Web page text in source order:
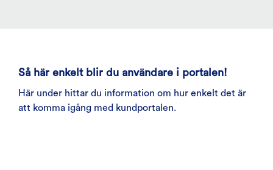
Så här enkelt blir du användare i portalen!
Här under hittar du information om hur enkelt det är
att komma igång med kundportalen.